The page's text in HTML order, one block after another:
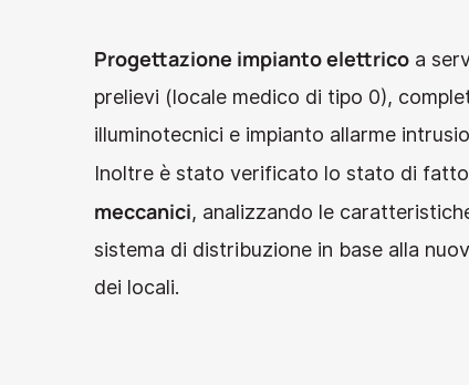
Progettazione impianto elettricoa
prelievi (locale medico di tipo 0),
illuminotecnici e impianto allarme
Inoltre è stato verificato lo stato di
meccanici, analizzando le
sistema di distribuzione in base alla
dei locali.